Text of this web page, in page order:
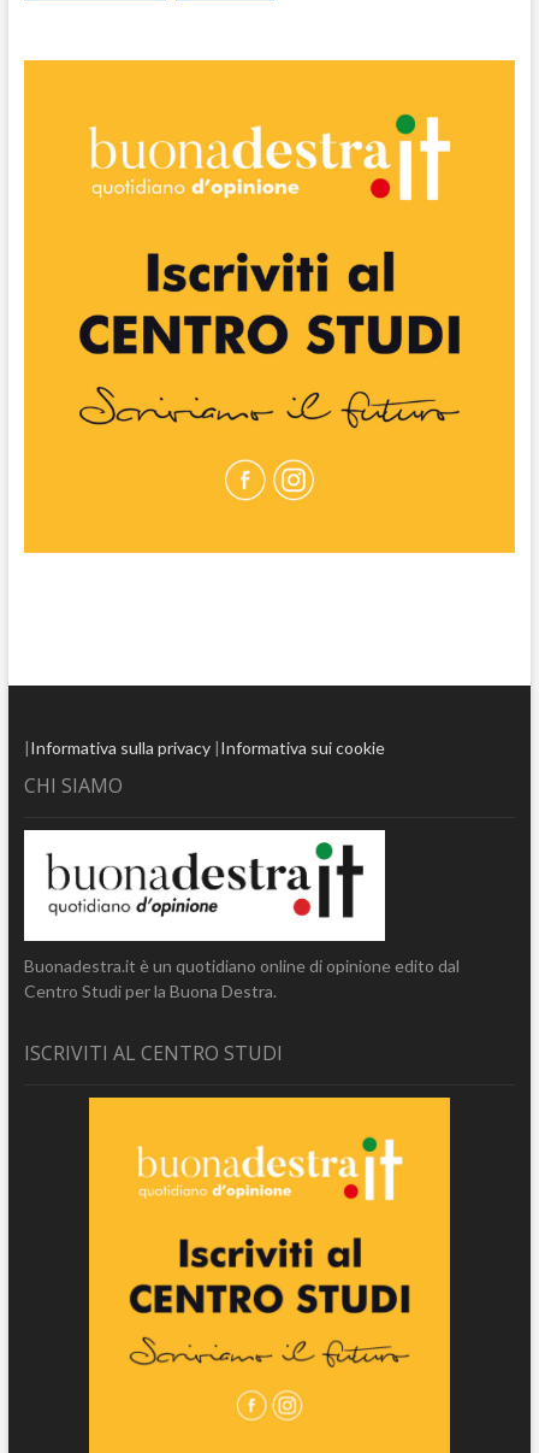
|Informativa sulla privacy|Informativa sui cookie
CHI SIAMO
Buonadestra.it è un quotidiano online di opinione edito dal
Centro Studi per la Buona Destra.
ISCRIVITI AL CENTRO STUDI